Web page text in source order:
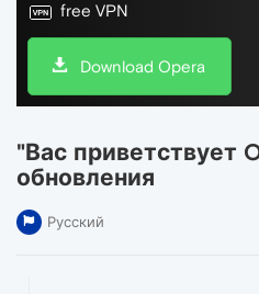
free VPN
Download Opera
"Вас приветствует
обновления
Русский